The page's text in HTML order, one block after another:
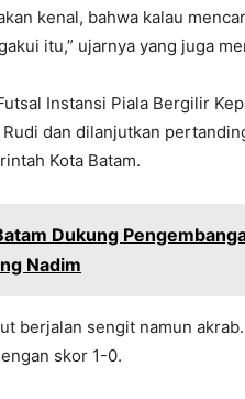
kenal, bahwa kalau
itu,” ujarnya yang juga
Instansi Piala Bergilir
dan dilanjutkan
Kota Batam.
Dukung
Nadim
berjalan sengit namun
skor 1-0.